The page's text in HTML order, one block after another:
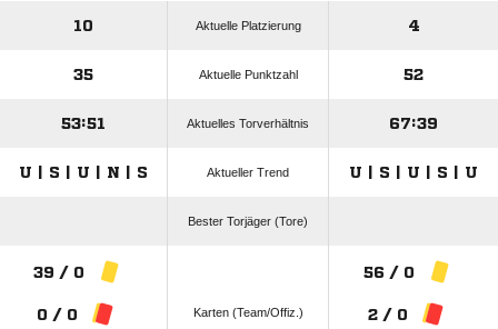
10 Aktuelle Platzierung 4
35 Aktuelle Punktzahl 52
53:51 Aktuelles Torverhältnis 67:39
U | S | U | N | S Aktueller Trend U | S | U | S | U
Bester Torjäger (Tore)
39 / 0
0 / 0 Karten (Team/Offiz.)
56 / 0
2 / 0